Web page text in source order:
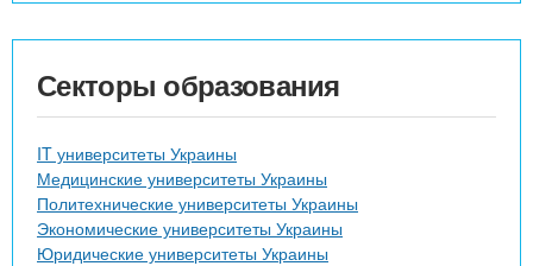
Секторы образования
IT университеты Украины
Медицинские университеты Украины
Политехнические университеты Украины
Экономические университеты Украины
Юридические университеты Украины